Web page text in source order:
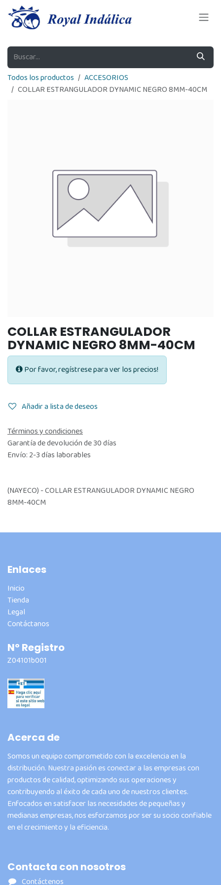
Ir al contenido
Todos los productos
ACCESORIOS
COLLAR ESTRANGULADOR DYNAMIC NEGRO 8MM-40CM
COLLAR ESTRANGULADOR
DYNAMIC NEGRO 8MM-40CM
Por favor, regístrese para ver los precios!
Añadir a lista de deseos
Términos y condiciones
Garantía de devolución de 30 días
Envío: 2-3 días laborables
(NAYECO) - COLLAR ESTRANGULADOR DYNAMIC NEGRO
8MM-40CM
Enlaces
Inicio
Tienda
Legal
Contáctanos
Nº Registro
Z04101b001
Acerca de
Somos un equipo comprometido con la excelencia en la
distribución. Nuestra pasión es conectar a las empresas con
productos de calidad, optimizando sus operaciones y
contribuyendo al éxito de cada uno de nuestros clientes.
Enfocados en satisfacer las necesidades de pequeñas y
medianas empresas, nos esforzamos por ser su socio confiable
en el crecimiento y la eficiencia.
Contacta con nosotros
Contáctenos